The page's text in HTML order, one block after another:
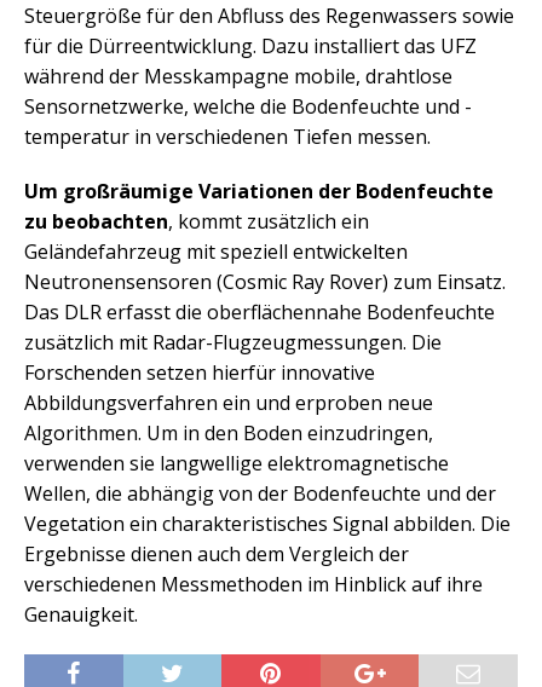
Steuergröße für den Abfluss des Regenwassers sowie
für die Dürreentwicklung. Dazu installiert das UFZ
während der Messkampagne mobile, drahtlose
Sensornetzwerke, welche die Bodenfeuchte und -
temperatur in verschiedenen Tiefen messen.
Um großräumige Variationen der Bodenfeuchte
zu beobachten, kommt zusätzlich ein
Geländefahrzeug mit speziell entwickelten
Neutronensensoren (Cosmic Ray Rover) zum Einsatz.
Das DLR erfasst die oberflächennahe Bodenfeuchte
zusätzlich mit Radar-Flugzeugmessungen. Die
Forschenden setzen hierfür innovative
Abbildungsverfahren ein und erproben neue
Algorithmen. Um in den Boden einzudringen,
verwenden sie langwellige elektromagnetische
Wellen, die abhängig von der Bodenfeuchte und der
Vegetation ein charakteristisches Signal abbilden. Die
Ergebnisse dienen auch dem Vergleich der
verschiedenen Messmethoden im Hinblick auf ihre
Genauigkeit.